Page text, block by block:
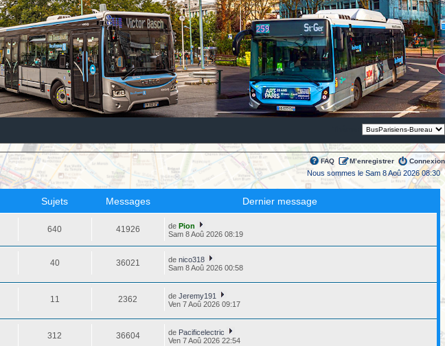
FAQ M’enregistrer Connexion
Nous sommes le Sam 8 Aoû 2026 08:30
Sujets Messages Dernier message
640 41926 dePion
Sam 8 Aoû 2026 08:19
40 36021 denico318
Sam 8 Aoû 2026 00:58
11 2362 deJeremy191
Ven 7 Aoû 2026 09:17
312 36604 de Pacificelectric
Ven 7 Aoû 2026 22:54